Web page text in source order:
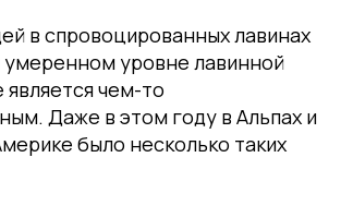
в спровоцированных лавинах
уровне лавинной
чем-то
Даже в этом году в Альпах и
было несколько таких